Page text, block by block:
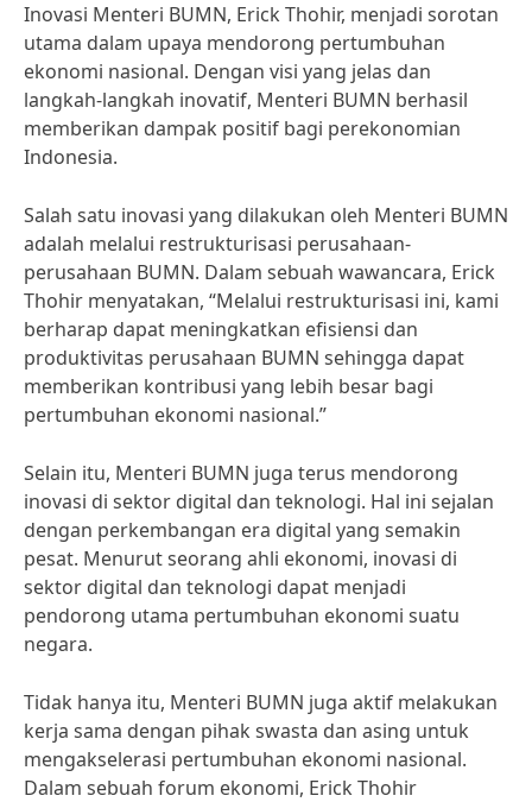
Inovasi Menteri BUMN, Erick Thohir, menjadi sorotan
utama dalam upaya mendorong pertumbuhan
ekonomi nasional. Dengan visi yang jelas dan
langkah-langkah inovatif, Menteri BUMN berhasil
memberikan dampak positif bagi perekonomian
Indonesia.
Salah satu inovasi yang dilakukan oleh Menteri BUMN
adalah melalui restrukturisasi perusahaan-
perusahaan BUMN. Dalam sebuah wawancara, Erick
Thohir menyatakan, “Melalui restrukturisasi ini, kami
berharap dapat meningkatkan efisiensi dan
produktivitas perusahaan BUMN sehingga dapat
memberikan kontribusi yang lebih besar bagi
pertumbuhan ekonomi nasional.”
Selain itu, Menteri BUMN juga terus mendorong
inovasi di sektor digital dan teknologi. Hal ini sejalan
dengan perkembangan era digital yang semakin
pesat. Menurut seorang ahli ekonomi, inovasi di
sektor digital dan teknologi dapat menjadi
pendorong utama pertumbuhan ekonomi suatu
negara.
Tidak hanya itu, Menteri BUMN juga aktif melakukan
kerja sama dengan pihak swasta dan asing untuk
mengakselerasi pertumbuhan ekonomi nasional.
Dalam sebuah forum ekonomi, Erick Thohir